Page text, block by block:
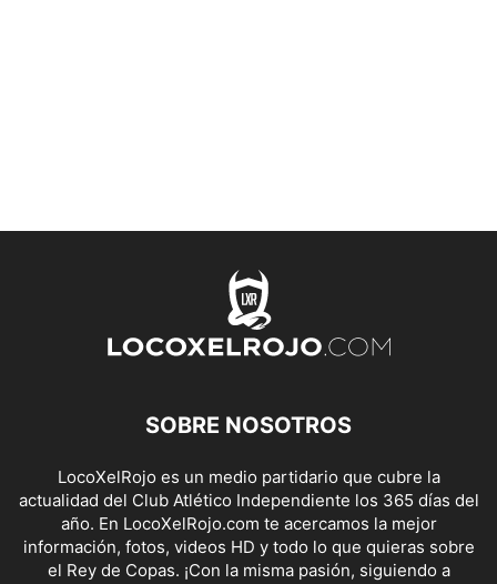
SOBRE NOSOTROS
LocoXelRojo es un medio partidario que cubre la
actualidad del Club Atlético Independiente los 365 días del
año. En LocoXelRojo.com te acercamos la mejor
información, fotos, videos HD y todo lo que quieras sobre
el Rey de Copas. ¡Con la misma pasión, siguiendo a